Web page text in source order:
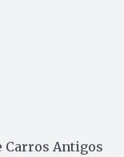
Carros Antigos